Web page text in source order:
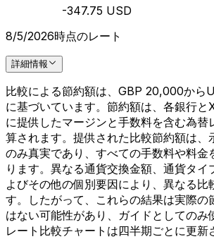
-347.75 USD
8/5/2026時点のレート
詳細情報
比較による節約額は、GBP 20,000から
に基づいています。節約額は、各銀行
に提供したマージンと手数料を含む為替
算されます。提供された比較節約額は、
のみ真実であり、すべての手数料や料金
ります。異なる通貨交換金額、通貨タイ
よびその他の個別要因により、異なる比
す。したがって、これらの結果は実際の
はない可能性があり、ガイドとしてのみ
レート比較チャートは四半期ごとに更新